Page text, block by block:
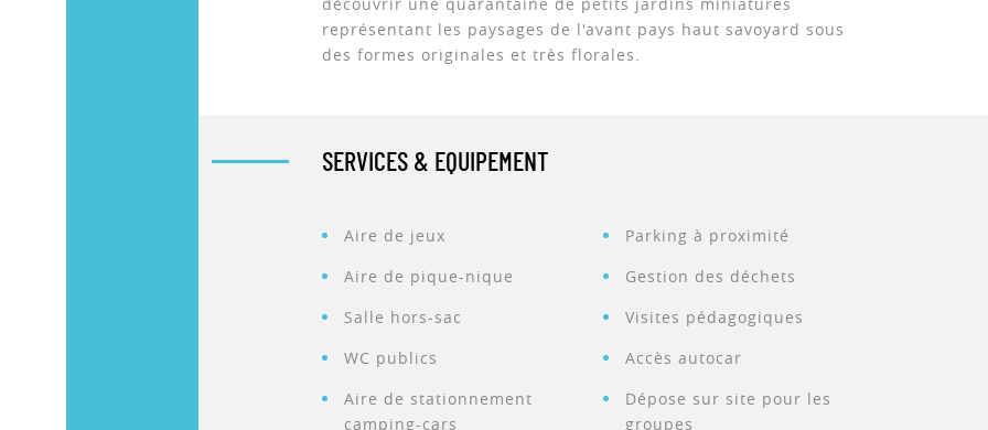
représentant les paysages de l'avant pays haut savoyard sous
des formes originales et très florales.
SERVICES & EQUIPEMENT
Aire de jeux
Aire de pique-nique
Salle hors-sac
WC publics
Aire de stationnement
camping-cars
Parking à proximité
Gestion des déchets
Visites pédagogiques
Accès autocar
Dépose sur site pour les
groupes